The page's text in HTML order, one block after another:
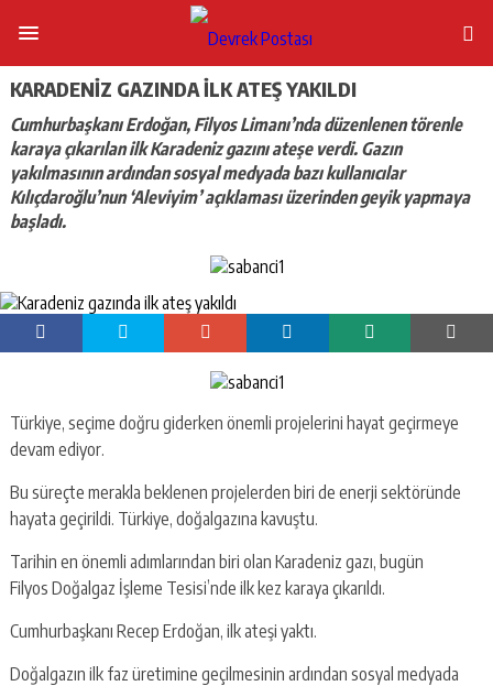
KARADENIZ GAZINDA ILK ATEŞ YAKILDI
Cumhurbaşkanı Erdoğan, Filyos Limanı’nda düzenlenen törenle
karaya çıkarılan ilk Karadeniz gazını ateşe verdi. Gazın
yakılmasının ardından sosyal medyada bazı kullanıcılar
Kılıçdaroğlu’nun ‘Aleviyim’ açıklaması üzerinden geyik yapmaya
başladı.
Türkiye, seçime doğru giderken önemli projelerini hayat geçirmeye
devam ediyor.
Bu süreçte merakla beklenen projelerden biri de enerji sektöründe
hayata geçirildi. Türkiye, doğalgazına kavuştu.
Tarihin en önemli adımlarından biri olan Karadeniz gazı, bugün
Filyos Doğalgaz İşleme Tesisi’nde ilk kez karaya çıkarıldı.
Cumhurbaşkanı Recep Erdoğan, ilk ateşi yaktı.
Doğalgazın ilk faz üretimine geçilmesinin ardından sosyal medyada